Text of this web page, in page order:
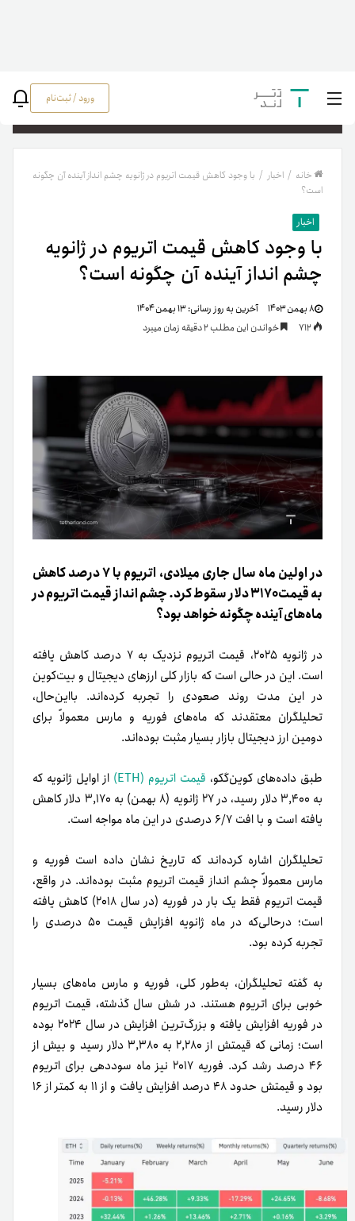
ورود / ثبت‌نام
خانه / اخبار / با وجود کاهش قیمت اتریوم در ژانویه چشم انداز آینده آن چگونه
است؟
اخبار
با وجود کاهش قیمت اتریوم در ژانویه
چشم انداز آینده آن چگونه است؟
۸ بهمن ۱۴۰۳ آخرین به روز رسانی:۱۳ بهمن ۱۴۰۴
خواندن این مطلب 2 دقیقه زمان میبرد
در اولین ماه سال جاری میلادی، اتریوم با ۷ درصد کاهش
به قیمت ۳۱۷۰ دلار سقوط کرد. چشم انداز قیمت اتریوم در
ماه‌های آینده چگونه خواهد بود؟
در ژانویه ۲۰۲۵، قیمت اتریوم نزدیک به ۷ درصد کاهش یافته
است. این در حالی است که بازار کلی ارزهای دیجیتال و بیت‌کوین
در این مدت روند صعودی را تجربه کرده‌اند. با‌این‌حال،
تحلیلگران معتقدند که ماه‌های فوریه و مارس معمولاً برای
دومین ارز دیجیتال بازار بسیار مثبت بوده‌اند.
طبق داده‌های کوین‌گکو، قیمت اتریوم (ETH)
از اوایل ژانویه که
به ۳,۴۰۰ دلار رسید، در ۲۷ ژانویه (۸ بهمن) به ۳,۱۷۰ دلار کاهش
یافته است و با افت ۶/۷ درصدی در این ماه مواجه است.
تحلیلگران اشاره کرده‌اند که تاریخ نشان داده است فوریه و
مارس معمولاً چشم انداز قیمت اتریوم مثبت بوده‌اند. در واقع،
قیمت اتریوم فقط یک بار در فوریه (در سال ۲۰۱۸) کاهش یافته
است؛ در‌حالی‌که در ماه ژانویه افزایش قیمت ۵۰ درصدی را
تجربه کرده بود.
به گفته تحلیلگران، به‌طور کلی، فوریه و مارس ماه‌های بسیار
خوبی برای اتریوم هستند. در شش سال گذشته، قیمت اتریوم
در فوریه افزایش یافته و بزرگ‌ترین افزایش در سال ۲۰۲۴ بوده
است؛ زمانی که قیمتش از ۲,۲۸۰ به ۳,۳۸۰ دلار رسید و بیش از
۴۶ درصد رشد کرد. فوریه ۲۰۱۷ نیز ماه سوددهی برای اتریوم
بود و قیمتش حدود ۴۸ درصد افزایش یافت و از ۱۱ به کمتر از ۱۶
دلار رسید.